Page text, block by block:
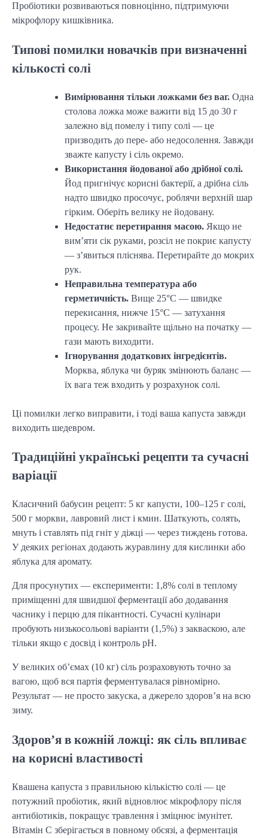
Пробіотики розвиваються повноцінно, підтримуючи
мікрофлору кишківника.
Типові помилки новачків при визначенні
кількості солі
Вимірювання тільки ложками без ваг. Одна
столова ложка може важити від 15 до 30 г
залежно від помелу і типу солі — це
призводить до пере- або недосолення. Завжди
зважте капусту і сіль окремо.
Використання йодованої або дрібної солі.
Йод пригнічує корисні бактерії, а дрібна сіль
надто швидко просочує, роблячи верхній шар
гірким. Оберіть велику не йодовану.
Недостатнє перетирання масою. Якщо не
вим’яти сік руками, розсіл не покриє капусту
— з’явиться пліснява. Перетирайте до мокрих
рук.
Неправильна температура або
герметичність. Вище 25°C — швидке
перекисання, нижче 15°C — затухання
процесу. Не закривайте щільно на початку —
гази мають виходити.
Ігнорування додаткових інгредієнтів.
Морква, яблука чи буряк змінюють баланс —
їх вага теж входить у розрахунок солі.
Ці помилки легко виправити, і тоді ваша капуста завжди
виходить шедевром.
Традиційні українські рецепти та сучасні
варіації
Класичний бабусин рецепт: 5 кг капусти, 100–125 г солі,
500 г моркви, лавровий лист і кмин. Шаткують, солять,
мнуть і ставлять під гніт у діжці — через тиждень готова.
У деяких регіонах додають журавлину для кислинки або
яблука для аромату.
Для просунутих — експерименти: 1,8% солі в теплому
приміщенні для швидшої ферментації або додавання
часнику і перцю для пікантності. Сучасні кулінари
пробують низькосольові варіанти (1,5%) з закваскою, але
тільки якщо є досвід і контроль pH.
У великих об’ємах (10 кг) сіль розраховують точно за
вагою, щоб вся партія ферментувалася рівномірно.
Результат — не просто закуска, а джерело здоров’я на всю
зиму.
Здоров’я в кожній ложці: як сіль впливає
на корисні властивості
Квашена капуста з правильною кількістю солі — це
потужний пробіотик, який відновлює мікрофлору після
антибіотиків, покращує травлення і зміцнює імунітет.
Вітамін C зберігається в повному обсязі, а ферментація